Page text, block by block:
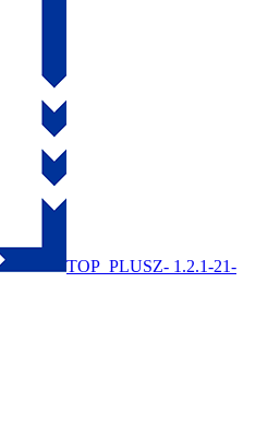
TOP_PLUSZ- 1.2.1-21-